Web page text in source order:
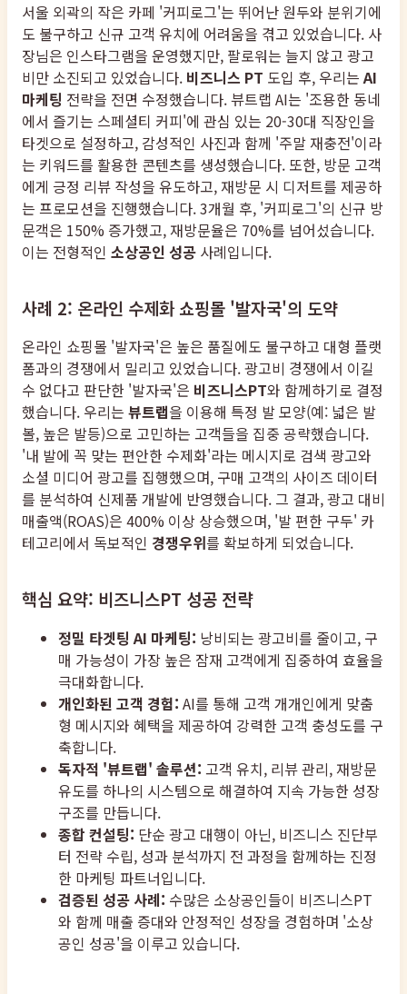
서울 외곽의 작은 카페 '커피로그'는 뛰어난 원두와 분위기에
도 불구하고 신규 고객 유치에 어려움을 겪고 있었습니다. 사
장님은 인스타그램을 운영했지만, 팔로워는 늘지 않고 광고
비만 소진되고 있었습니다. 비즈니스 PT 도입 후, 우리는AI
마케팅 전략을 전면 수정했습니다. 뷰트랩 AI는 '조용한 동네
에서 즐기는 스페셜티 커피'에 관심 있는 20-30대 직장인을
타겟으로 설정하고, 감성적인 사진과 함께 '주말 재충전'이라
는 키워드를 활용한 콘텐츠를 생성했습니다. 또한, 방문 고객
에게 긍정 리뷰 작성을 유도하고, 재방문 시 디저트를 제공하
는 프로모션을 진행했습니다. 3개월 후, '커피로그'의 신규 방
문객은 150% 증가했고, 재방문율은 70%를 넘어섰습니다.
이는 전형적인 소상공인 성공 사례입니다.
사례 2: 온라인 수제화 쇼핑몰 '발자국'의 도약
온라인 쇼핑몰 '발자국'은 높은 품질에도 불구하고 대형 플랫
폼과의 경쟁에서 밀리고 있었습니다. 광고비 경쟁에서 이길
수 없다고 판단한 '발자국'은 비즈니스PT와 함께하기로 결정
했습니다. 우리는 뷰트랩을 이용해 특정 발 모양(예: 넓은 발
볼, 높은 발등)으로 고민하는 고객들을 집중 공략했습니다.
'내 발에 꼭 맞는 편안한 수제화'라는 메시지로 검색 광고와
소셜 미디어 광고를 집행했으며, 구매 고객의 사이즈 데이터
를 분석하여 신제품 개발에 반영했습니다. 그 결과, 광고 대비
매출액(ROAS)은 400% 이상 상승했으며, '발 편한 구두' 카
테고리에서 독보적인 경쟁우위를 확보하게 되었습니다.
핵심 요약: 비즈니스PT 성공 전략
정밀 타겟팅 AI 마케팅: 낭비되는 광고비를 줄이고, 구
매 가능성이 가장 높은 잠재 고객에게 집중하여 효율을
극대화합니다.
개인화된 고객 경험: AI를 통해 고객 개개인에게 맞춤
형 메시지와 혜택을 제공하여 강력한 고객 충성도를 구
축합니다.
독자적 '뷰트랩' 솔루션: 고객 유치, 리뷰 관리, 재방문
유도를 하나의 시스템으로 해결하여 지속 가능한 성장
구조를 만듭니다.
종합 컨설팅: 단순 광고 대행이 아닌, 비즈니스 진단부
터 전략 수립, 성과 분석까지 전 과정을 함께하는 진정
한 마케팅 파트너입니다.
검증된 성공 사례: 수많은 소상공인들이 비즈니스PT
와 함께 매출 증대와 안정적인 성장을 경험하며 '소상
공인 성공'을 이루고 있습니다.